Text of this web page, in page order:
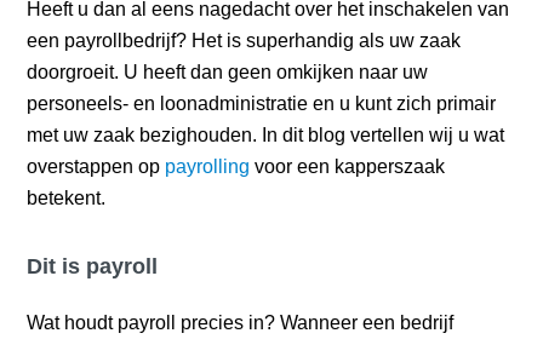
Heeft u dan al eens nagedacht over het inschakelen van
een payrollbedrijf? Het is superhandig als uw zaak
doorgroeit. U heeft dan geen omkijken naar uw
personeels- en loonadministratie en u kunt zich primair
met uw zaak bezighouden. In dit blog vertellen wij u wat
overstappen op payrolling voor een kapperszaak
betekent.
Dit is payroll
Wat houdt payroll precies in? Wanneer een bedrijf